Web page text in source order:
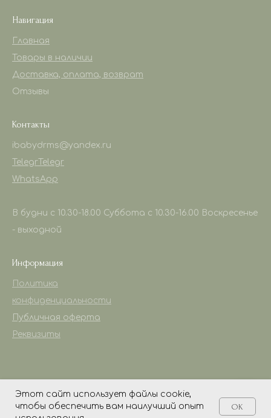
Навигация
Главная
Товары в наличии
Доставка, оплата, возврат
Отзывы
Контакты
ibabydrms@yandex.ru
TelegrTelegr
WhatsApp
В будни с 10.30-18.00 Суббота с 10.30-16.00 Воскресенье
- выходной
Информация
Политика
конфиденциальности
Публичная оферта
Реквизиты
Этот сайт использует файлы cookie,
чтобы обеспечить вам наилучший опыт
OK